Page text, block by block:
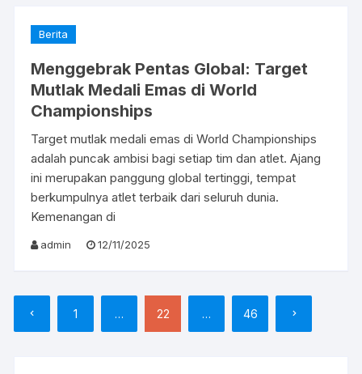
Berita
Menggebrak Pentas Global: Target
Mutlak Medali Emas di World
Championships
Target mutlak medali emas di World Championships
adalah puncak ambisi bagi setiap tim dan atlet. Ajang
ini merupakan panggung global tertinggi, tempat
berkumpulnya atlet terbaik dari seluruh dunia.
Kemenangan di
admin 12/11/2025
Paginasi
pos
1 … 22 … 46